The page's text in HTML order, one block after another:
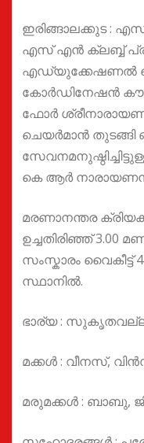
ഇരിങ്ങാലക്കുട :
എസ് എൻ ക്ലബ്ബ്
എഡ്യുക്കേഷണൽ
കോർഡിനേഷൻ
ഫോർ
ചെയർമാൻ തുടങ്ങി
കെ ആർ നാരായണൻ
മരണാനന്തര
ഉച്ചതിരിഞ്ഞ് 3.00
സംസ്കാരം വൈകീട്ട്
സ്ഥാനിൽ.
ഭാര്യ :
മക്കൾ : വീനസ്,
മരുമക്കൾ : ബാബു,